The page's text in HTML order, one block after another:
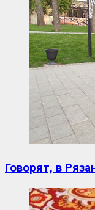
Говорят, в